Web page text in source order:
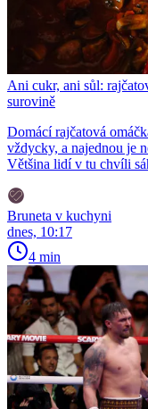
Ani cukr, ani sůl:
surovině
Domácí rajčatová
vždycky, a najednou je
Většina lidí v tu chvíli
Bruneta v kuchyni
dnes, 10:17
4 min